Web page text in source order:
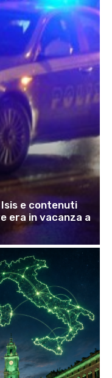
e contenuti
era in vacanza a